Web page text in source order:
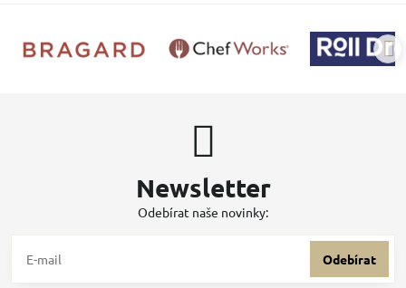
Newsletter
Odebírat naše novinky:
Odebírat